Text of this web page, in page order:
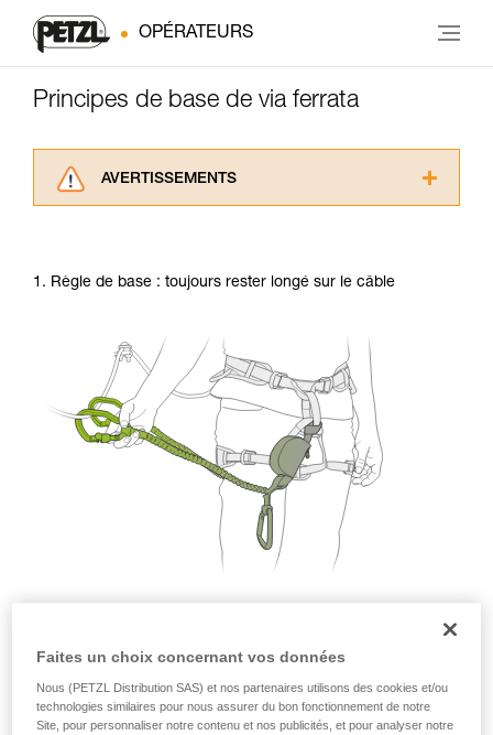
OPÉRATEURS
Principes de base de via ferrata
AVERTISSEMENTS
informations de la notice technique pour
Maîtriser ces techniques nécessite une
formation et un entraînement spécifique. Validez
avec un professionnel votre capacité à refaire
la manipulation, seul, en toute sécurité, avant
de la reproduire en autonomie.
Nous donnons des exemples de techniques
liées à votre activité. Il peut en exister d’autres
que nous ne décrivons pas ici.
1. Règle de base : toujours rester longé sur le câble
2. Une seule personne par segment de câble
Faites un choix concernant vos données
Nous (PETZL Distribution SAS) et nos partenaires utilisons des cookies et/ou
technologies similaires pour nous assurer du bon fonctionnement de notre
Site, pour personnaliser notre contenu et nos publicités, et pour analyser notre